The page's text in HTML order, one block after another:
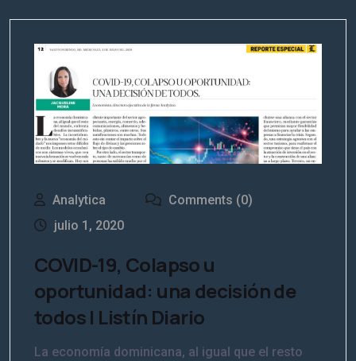
Analytica
Comments (0)
julio 1, 2020
COVID-19, Colapso u
oportunidad: una decisión de
todos | Listín Diario
La economía dominicana, al igual que el resto